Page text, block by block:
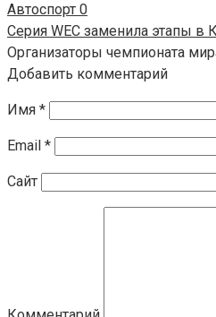
Автоспорт 0
Серия WEC заменила этапы в
Организаторы чемпионата
Добавить комментарий
Имя *
Email *
Сайт